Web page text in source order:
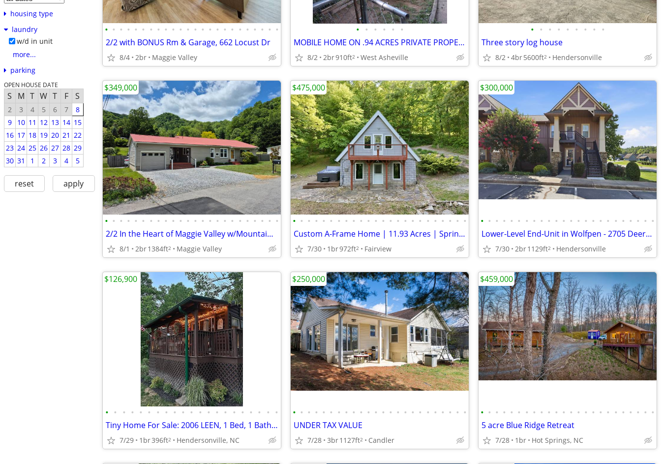
housing type
laundry
w/d in unit
more...
parking
OPEN HOUSE DATE
S M T W T F S
2 3 4 5 6 7
8
9
10 11 12 13 14 15
16 17 18 19 20 21 22
23 24 25 26 27 28 29
30 31 1 2 3 4 5
reset apply
• • • • • • • • • • • • • • • • • • • • • • • •
2/2 with BONUS Rm & Garage, 662 Locust Dr
8/4 2br Maggie Valley
• • • • • •
MOBILE HOME ON .94 ACRES PRIVATE PROPERTY DEVELOPERS NO FINANCING
8/2 2br910ft2 West Asheville
• • • • • • • • •
Three story log house
8/2 4br5600ft2 Hendersonville
• • • • • • • • • • • • • • • • • • • • • • • •
2/2 In the Heart of Maggie Valley w/Mountain Views!
8/1 2br1384ft2 Maggie Valley
$349,000
• • • • • • • • • • • • • • • • • • • • • • • •
Custom A-Frame Home | 11.93 Acres | Spring Water and Hot Tub
7/30 1br972ft2 Fairview
$475,000
• • • • • • • • • • • • • • • • • • • • • • • •
Lower-Level End-Unit in Wolfpen - 2705 Deermouse Way
7/30 2br1129ft2 Hendersonville
$300,000
• • • • • • • • • • • • • • • • • • • • •
Tiny Home For Sale: 2006 LEEN, 1 Bed, 1 Bath in Hideaway Park, Hende
7/29 1br396ft2 Hendersonville, NC
$126,900
• • • • • • • • • • • • • • • • • • • • • • • •
UNDER TAX VALUE
7/28 3br1127ft2 Candler
$250,000
• • • • • • • • • • • • • • • • • • • • • • • •
5 acre Blue Ridge Retreat
7/28 1br Hot Springs, NC
$459,000